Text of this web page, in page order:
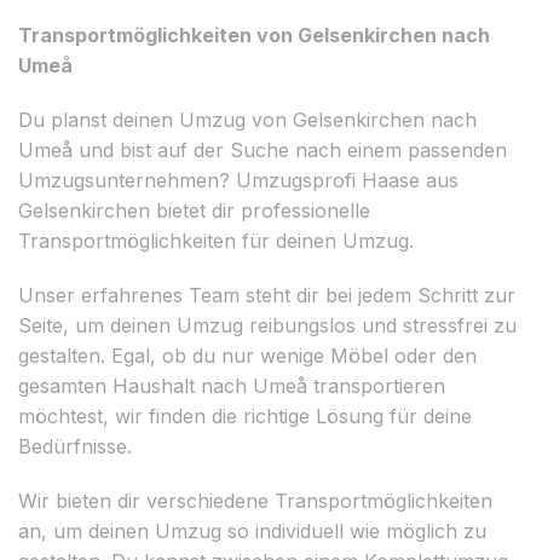
Transportmöglichkeiten von Gelsenkirchen nach
Umeå
Du planst deinen Umzug von Gelsenkirchen nach
Umeå und bist auf der Suche nach einem passenden
Umzugsunternehmen? Umzugsprofi Haase aus
Gelsenkirchen bietet dir professionelle
Transportmöglichkeiten für deinen Umzug.
Unser erfahrenes Team steht dir bei jedem Schritt zur
Seite, um deinen Umzug reibungslos und stressfrei zu
gestalten. Egal, ob du nur wenige Möbel oder den
gesamten Haushalt nach Umeå transportieren
möchtest, wir finden die richtige Lösung für deine
Bedürfnisse.
Wir bieten dir verschiedene Transportmöglichkeiten
an, um deinen Umzug so individuell wie möglich zu